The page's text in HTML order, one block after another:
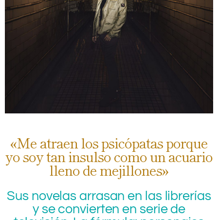
«Me atraen los psicópatas porque
yo soy tan insulso como un acuario
lleno de mejillones»
Sus novelas arrasan en las librerías
y se convierten en serie de